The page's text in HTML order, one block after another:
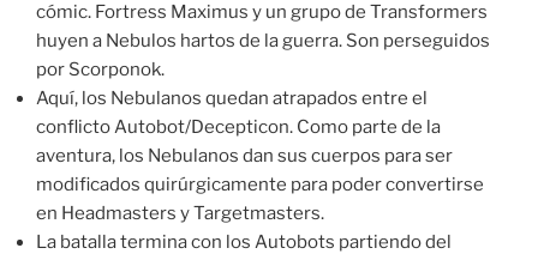
cómic. Fortress Maximus y un grupo de Transformers
huyen a Nebulos hartos de la guerra. Son perseguidos
por Scorponok.
Aquí, los Nebulanos quedan atrapados entre el
conflicto Autobot/Decepticon. Como parte de la
aventura, los Nebulanos dan sus cuerpos para ser
modificados quirúrgicamente para poder convertirse
en Headmasters y Targetmasters.
La batalla termina con los Autobots partiendo del